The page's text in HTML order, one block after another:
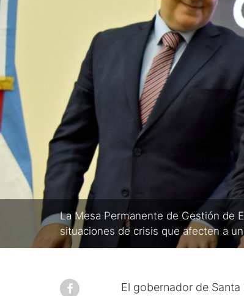
La Mesa Permanente de Gestión de
situaciones de crisis que afecten a
El gobernador de